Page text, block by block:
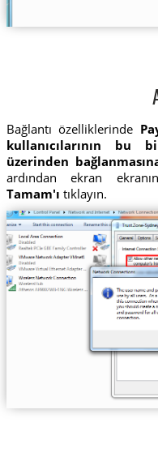
Bağlantı özelliklerinde
kullanıcılarının bu
üzerinden
ardından ekran
Tamam'ı tıklayın.